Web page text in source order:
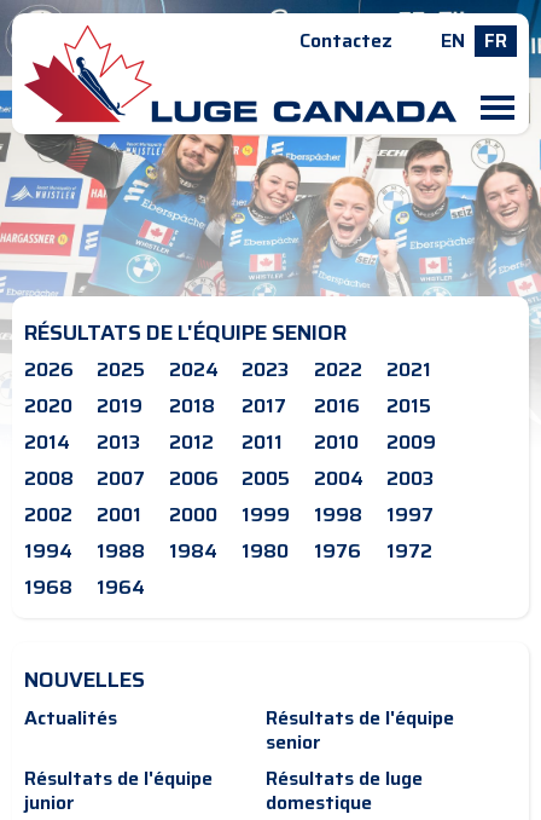
Contactez EN FR
M
RÉSULTATS DE L'ÉQUIPE SENIOR
2026 2025 2024 2023 2022
2021
2020
2019 2018 2017 2016
2015
2014
2013 2012 2011 2010
2009
2008
2007 2006 2005 2004
2003
2002
2001 2000 1999 1998
1997
1994
1988 1984 1980 1976
1972
1968
1964
NOUVELLES
Actualités
Résultats de l'équipe
senior
Résultats de l'équipe
junior
Résultats de luge
domestique